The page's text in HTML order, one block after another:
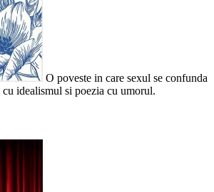
O poveste in care sexul se confunda
idealismul si poezia cu umorul.